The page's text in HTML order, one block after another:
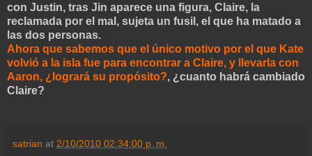
con Justin, tras Jin aparece una figura, Claire, la
reclamada por el mal, sujeta un fusil, el que ha matado a
las dos personas.
Ahora que sabemos que el único motivo por el que Kate
volvió a la isla fue para encontrar a Claire, y llevarla con
Aaron, ¿logrará su propósito?, ¿cuanto habrá cambiado
Claire?
satrian at 2/10/2010 02:34:00 p. m.